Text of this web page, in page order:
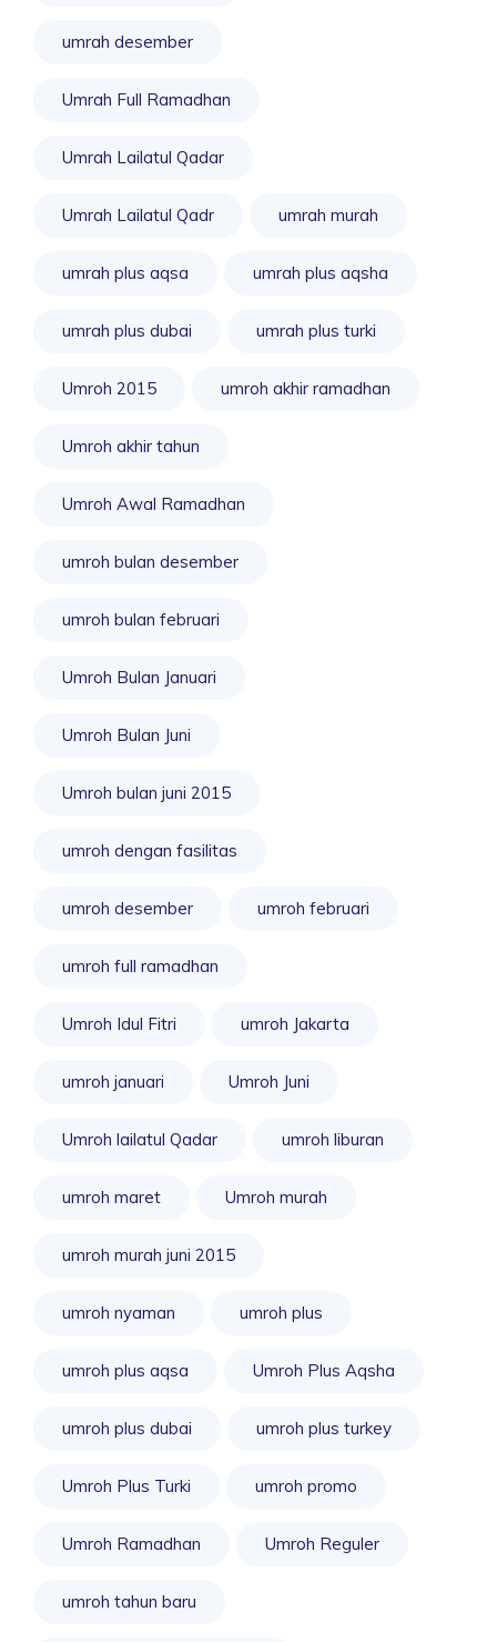
umrah desember
Umrah Full Ramadhan
Umrah Lailatul Qadar
Umrah Lailatul Qadr umrah murah
umrah plus aqsa umrah plus aqsha
umrah plus dubai umrah plus turki
Umroh 2015 umroh akhir ramadhan
Umroh akhir tahun
Umroh Awal Ramadhan
umroh bulan desember
umroh bulan februari
Umroh Bulan Januari
Umroh Bulan Juni
Umroh bulan juni 2015
umroh dengan fasilitas
umroh desember umroh februari
umroh full ramadhan
Umroh Idul Fitri umroh Jakarta
umroh januari Umroh Juni
Umroh lailatul Qadar umroh liburan
umroh maret Umroh murah
umroh murah juni 2015
umroh nyaman umroh plus
umroh plus aqsa Umroh Plus Aqsha
umroh plus dubai umroh plus turkey
Umroh Plus Turki umroh promo
Umroh Ramadhan Umroh Reguler
umroh tahun baru